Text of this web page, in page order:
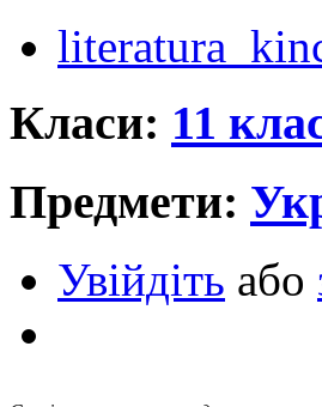
Класи: 11
Предмети:
Увійдіть або